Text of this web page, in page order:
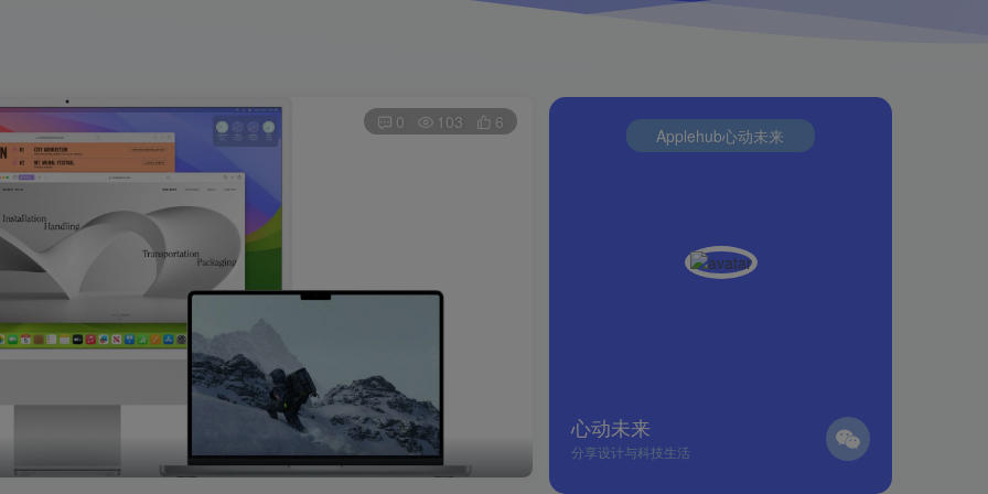
0 103 6
Applehub心动未来
心动未来
分享设计与科技生活